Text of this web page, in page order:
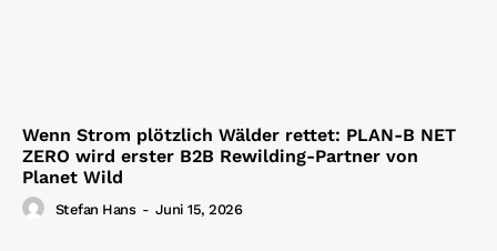
Wenn Strom plötzlich Wälder rettet: PLAN-B NET
ZERO wird erster B2B Rewilding-Partner von
Planet Wild
Stefan Hans - Juni 15, 2026